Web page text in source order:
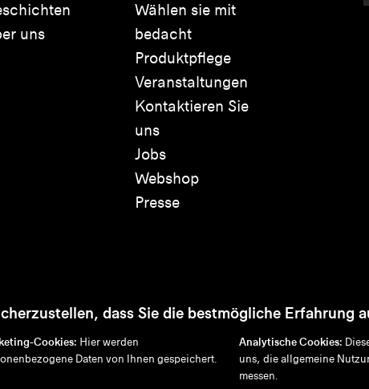
uns
Wählen sie mit
bedacht
Produktpflege
Veranstaltungen
Kontaktieren Sie
uns
Jobs
Webshop
Presse
Disclaimer Datenschutzrichtlinie Cookie-Richtlinie
dass Sie die bestmögliche Erfahrung
Cookies: Hier werden
Daten von Ihnen gespeichert.
Analytische Cookies:
uns, die allgemeine
messen.